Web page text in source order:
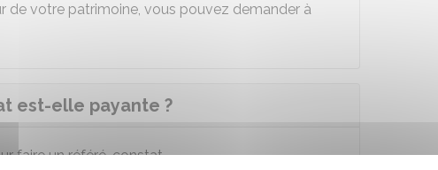
de votre patrimoine, vous pouvez demander à
est-elle payante ?
faire un référé-constat.